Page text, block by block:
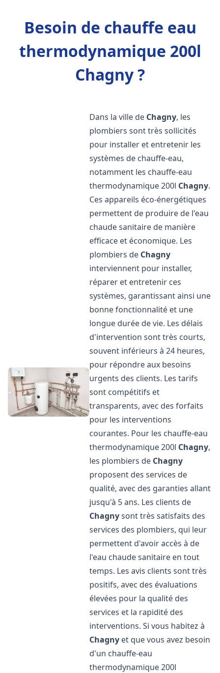
Besoin de chauffe eau
thermodynamique 200l
Chagny ?
Dans la ville de Chagny, les
plombiers sont très sollicités
pour installer et entretenir les
systèmes de chauffe-eau,
notamment les chauffe-eau
thermodynamique 200l Chagny.
Ces appareils éco-énergétiques
permettent de produire de l'eau
chaude sanitaire de manière
efficace et économique. Les
plombiers de Chagny
interviennent pour installer,
réparer et entretenir ces
systèmes, garantissant ainsi une
bonne fonctionnalité et une
longue durée de vie. Les délais
d'intervention sont très courts,
souvent inférieurs à 24 heures,
pour répondre aux besoins
urgents des clients. Les tarifs
sont compétitifs et
transparents, avec des forfaits
pour les interventions
courantes. Pour les chauffe-eau
thermodynamique 200l Chagny,
les plombiers de Chagny
proposent des services de
qualité, avec des garanties allant
jusqu'à 5 ans. Les clients de
Chagnysont très satisfaits des
services des plombiers, qui leur
permettent d'avoir accès à de
l'eau chaude sanitaire en tout
temps. Les avis clients sont très
positifs, avec des évaluations
élevées pour la qualité des
services et la rapidité des
interventions. Si vous habitez à
Chagny et que vous avez besoin
d'un chauffe-eau
thermodynamique 200l